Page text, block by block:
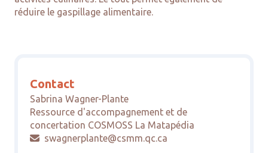
réduire le gaspillage alimentaire.
Contact
Sabrina Wagner-Plante
Ressource d'accompagnement et de
concertation COSMOSS La Matapédia
swagnerplante@csmm.qc.ca